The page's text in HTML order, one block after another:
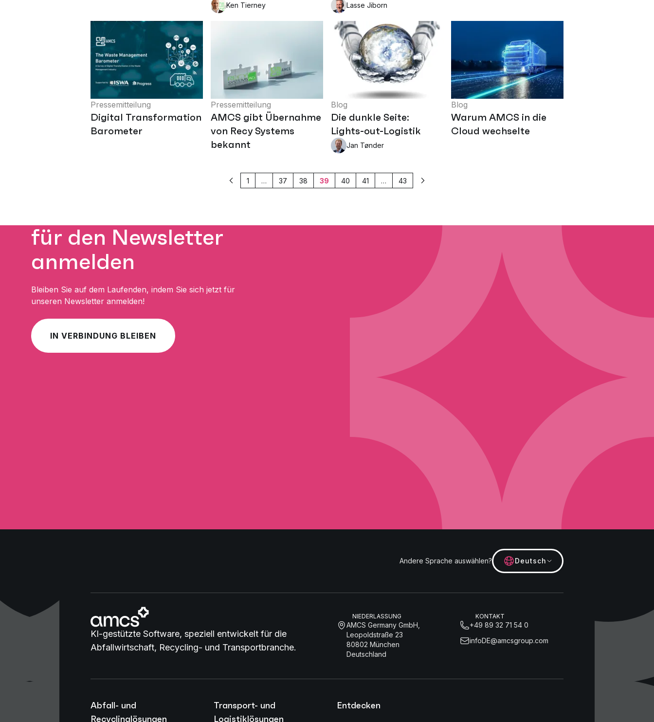
Ken Tierney Lasse Jiborn
Pressemitteilung
Digital Transformation
Barometer
Pressemitteilung
AMCS gibt Übernahme
von Recy Systems
bekannt
Blog
Die dunkle Seite:
Lights-out-Logistik
Jan Tønder
Blog
Warum AMCS in die
Cloud wechselte
Vorherige
1 … 37 38 39 40 41 … 43 Weiter
für den Newsletter
anmelden
Bleiben Sie auf dem Laufenden, indem Sie sich jetzt für
unseren Newsletter anmelden!
IN VERBINDUNG BLEIBEN
Andere Sprache auswählen? Deutsch
KI-gestützte Software, speziell entwickelt für die
Abfallwirtschaft, Recycling- und Transportbranche.
NIEDERLASSUNG
AMCS Germany GmbH,
Leopoldstraße 23
80802 München
Deutschland
KONTAKT
+49 89 32 71 54 0
infoDE@amcsgroup.com
Abfall- und
Recyclinglösungen
Transport- und
Logistiklösungen
Entdecken